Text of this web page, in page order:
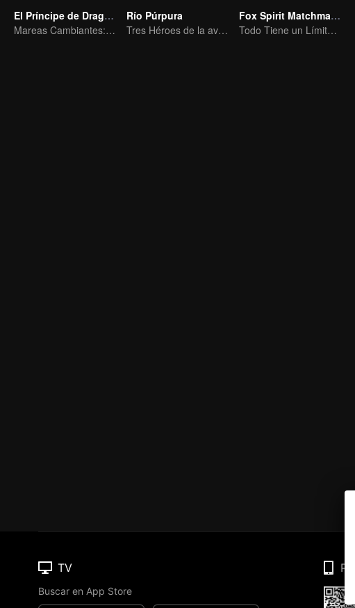
El Príncipe de Dragón
Mareas Cambiantes: La Odisea de un Joven Escritor
Río Púrpura
Tres Héroes de la aventura de Zichuan en el Continente Xichuan
Fox Spirit Matchmaker
Todo Tiene un Límite, Excepto el Amor y el Odio
TV
Buscar en App Store